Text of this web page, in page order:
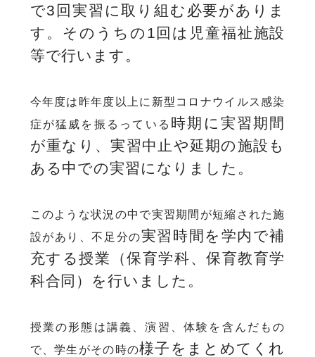
で3回実習に取り組む必要がありま
す。 そのうちの1回は児童福祉施設
等で行います。
今年度は昨年度以上に新型コロナウイルス感染
症が猛威を振るっている 時期に実習期間
が重なり、実習中止や延期の施設も
ある中での実習に なりました。
このような状況の中で実習期間が短縮された施
設があり、不足分の実習時間を学内で補
充する授業（保育学科、保育教育学
科合同）を行いました。
授業の形態は講義、演習、体験を含んだもの
で、学生がその時の様子をまとめてくれ